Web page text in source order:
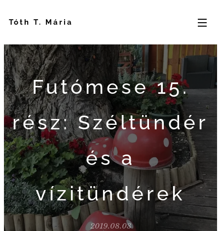
Tóth T. Mária
Futómese 15.
rész: Széltündér
és a
vízitündérek
2019.08.03